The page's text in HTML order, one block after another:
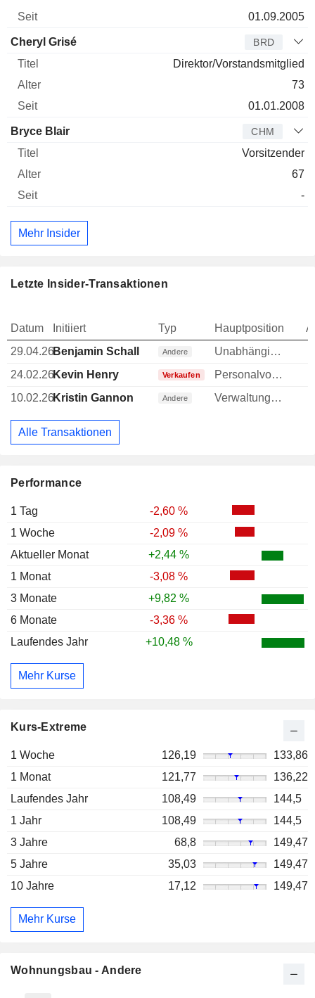
Performance
1 Tag
-2,60 %
1 Woche
-2,09 %
Aktueller Monat
+2,44 %
1 Monat
-3,08 %
3 Monate
+9,82 %
6 Monate
-3,36 %
Laufendes Jahr
+10,48 %
Mehr Kurse
Kurs-Extreme
1 Woche 126,19
133,86
1 Monat
121,77
136,22
Laufendes Jahr
108,49
144,5
1 Jahr
108,49
144,5
3 Jahre
68,8
149,47
5 Jahre
35,03
149,47
10 Jahre
17,12 149,47
Mehr Kurse
01.09.2005
Cheryl Grisé BRD
Direktor/Vorstandsmitglied
73
01.01.2008
Bryce Blair CHM
Vorsitzender
67
-
Mehr Insider
Letzte Insider-Transaktionen
Datum Initiiert Typ Hauptposition
29.04.26Benjamin Schall Andere
Unabhängiges Verwaltungsratsmitglied
24.02.26Kevin Henry Verkaufen Personalvorstand
10.02.26Kristin Gannon Andere Verwaltungsratsmitglied
Alle Transaktionen
Wohnungsbau - Andere